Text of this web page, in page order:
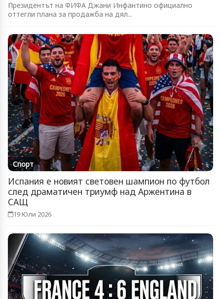
Президентът на ФИФА Джани Инфантино официално
оттегли плана за продажба на дял...
Спорт
Испания е новият световен шампион по футбол
след драматичен триумф над Аржентина в
САЩ
19 Юли 2026